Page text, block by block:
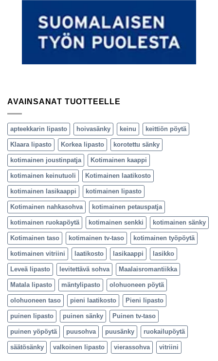
AVAINSANAT TUOTTEELLE
apteekkarin lipasto hoivasänky keinu keittiön pöytä
Klaara lipasto Korkea lipasto korotettu sänky
kotimainen joustinpatja Kotimainen kaappi
kotimainen keinutuoli Kotimainen laatikosto
kotimainen lasikaappi kotimainen lipasto
Kotimainen nahkasohva kotimainen petauspatja
kotimainen ruokapöytä kotimainen senkki kotimainen sänky
Kotimainen taso kotimainen tv-taso kotimainen työpöytä
kotimainen vitriini laatikosto lasikaappi lasikko
Leveä lipasto levitettävä sohva Maalaisromantiikka
Matala lipasto mäntylipasto olohuoneen pöytä
olohuoneen taso pieni laatikosto Pieni lipasto
puinen lipasto puinen sänky Puinen tv-taso
puinen yöpöytä puusohva puusänky ruokailupöytä
säätösänky valkoinen lipasto vierassohva vitriini